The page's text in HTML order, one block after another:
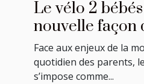
Le vélo 2
nouvelle façon
mobilité en
Face aux enjeux de la
quotidien des parents,
s’impose comme...